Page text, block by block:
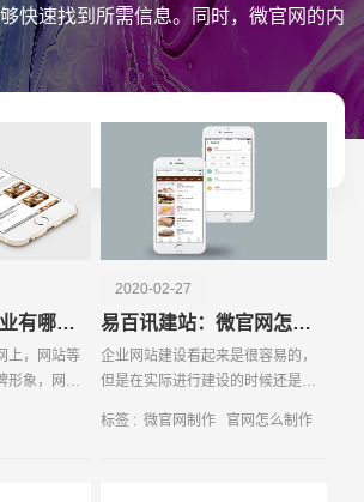
快速找到所需信息。同时，微官网的内
需要编写精炼、有吸引力的文案，配合
等多媒体元素，全方位展示企业的产
了增强用户的参与感和粘性，微官网还
预约、支付等功能模块，实现与用户的
过微官网的有效推广和维护，企业能够
，提升品牌影响力，实现商业价值的最
微官网制作对企业有哪些作用
上，网站等
象，网站
能迅速找
2020-02-27
易百讯建站：微官网怎么制作
企业网站建设看起来是很容易的，
但是在实际进行建设的时候还是有
是从愿景的角度来了解，还需要考
标签 : 微官网制作 官网怎么制作